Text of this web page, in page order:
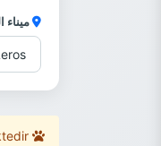
ميناء